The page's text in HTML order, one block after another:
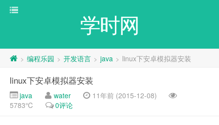
学时网
> 编程乐园 > 开发语言 > java > linux下安卓模拟器安装
linux下安卓模拟器安装
java water
11年前 (2015-12-08)
5783℃
0评论